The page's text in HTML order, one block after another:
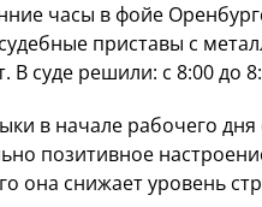
часы в фойе
приставы с
суде решили: с 8:00 до
в начале рабочего дня
позитивное
она снижает уровень